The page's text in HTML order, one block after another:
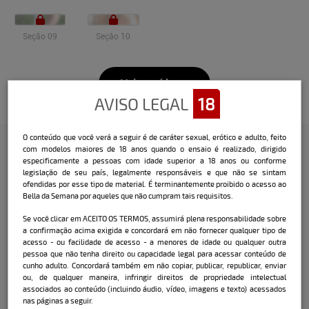
Seção 09 Seção 10
Veja o vídeo
Confira a entrevista que o Bella
fez com a modelo:
Nome Artístico:Vitória Soares
Data e local de nascimento:29/12/2000
nasci em São Paulo capital.
Cidade onde mora:São Paulo
AVISO LEGAL 18
O conteúdo que você verá a seguir é de caráter sexual, erótico e adulto, feito
com modelos maiores de 18 anos quando o ensaio é realizado, dirigido
especificamente a pessoas com idade superior a 18 anos ou conforme
legislação de seu país, legalmente responsáveis e que não se sintam
ofendidas por esse tipo de material. É terminantemente proibido o acesso ao
Bella da Semana por aqueles que não cumpram tais requisitos.
Se você clicar em ACEITO OS TERMOS, assumirá plena responsabilidade sobre
a confirmação acima exigida e concordará em não fornecer qualquer tipo de
acesso - ou facilidade de acesso - a menores de idade ou qualquer outra
pessoa que não tenha direito ou capacidade legal para acessar conteúdo de
cunho adulto. Concordará também em não copiar, publicar, republicar, enviar
ou, de qualquer maneira, infringir direitos de propriedade intelectual
associados ao conteúdo (incluindo áudio, vídeo, imagens e texto) acessados
nas páginas a seguir.